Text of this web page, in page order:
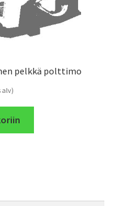
pelkkä polttimo
alv)